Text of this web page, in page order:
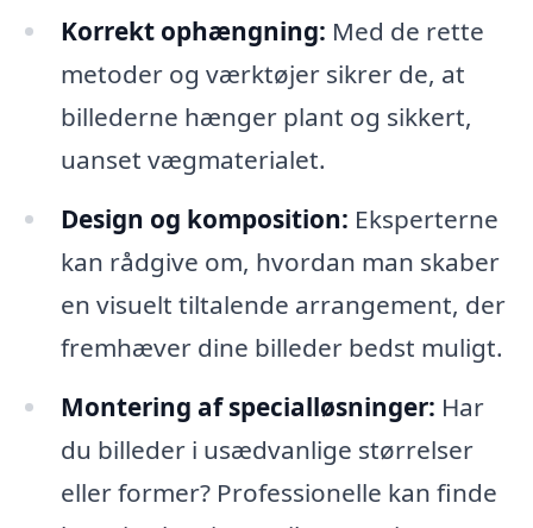
Korrekt ophængning: Med de rette
metoder og værktøjer sikrer de, at
billederne hænger plant og sikkert,
uanset vægmaterialet.
Design og komposition: Eksperterne
kan rådgive om, hvordan man skaber
en visuelt tiltalende arrangement, der
fremhæver dine billeder bedst muligt.
Montering af specialløsninger: Har
du billeder i usædvanlige størrelser
eller former? Professionelle kan finde